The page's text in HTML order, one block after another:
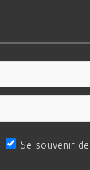
Se souvenir